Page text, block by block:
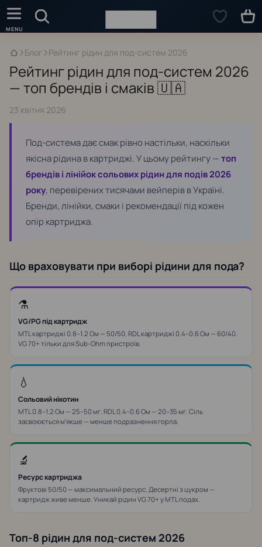
Блог Рейтинг рідин для под-систем 2026
Рейтинг рідин для под-систем 2026
— топ брендів і смаків 🇺🇦
23 квітня 2026
Под-система дає смак рівно настільки, наскільки
якісна рідина в картриджі. У цьому рейтингу —топ
брендів і лінійок сольових рідин для подів 2026
року, перевірених тисячами вейперів в Україні.
Бренди, лінійки, смаки і рекомендації під кожен
опір картриджа.
Що враховувати при виборі рідини для пода?
⚗️
VG/PG під картридж
MTL картриджі 0.8–1.2 Ом — 50/50. RDL картриджі 0.4–0.6 Ом — 60/40.
VG 70+ тільки для Sub-Ohm пристроїв.
💧
Сольовий нікотин
MTL 0.8–1.2 Ом — 25–50 мг. RDL 0.4–0.6 Ом — 20–35 мг. Сіль
засвоюється м'якше — менше подразнення горла.
🔬
Ресурс картриджа
Фруктові 50/50 — максимальний ресурс. Десертні з цукром —
картридж живе менше. Уникай рідин VG 70+ у MTL подах.
Топ-8 рідин для под-систем 2026